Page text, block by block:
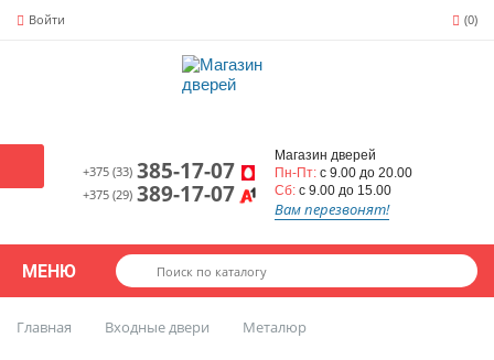
Войти (0)
+375 (33) 385-17-07
+375 (29) 389-17-07
Магазин дверей
Пн-Пт:с 9.00 до 20.00
Сб:с 9.00 до 15.00
Вам перезвонят!
МЕНЮ
Главная Входные двери Металюр